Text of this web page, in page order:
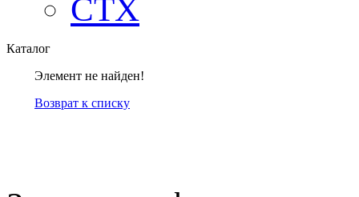
СТХ
Каталог
Элемент не найден!
Возврат к списку